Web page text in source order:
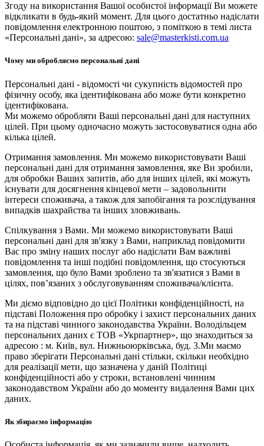
Згоду на використання Вашої особистої інформації Ви можете
відкликати в будь-який момент. Для цього достатньо надіслати
повідомлення електронною поштою, з поміткою в темі листа
«Персональні дані», за адресою: sale@masterkisti.com.ua
Чому ми обробляємо персональні дані
Персональні дані - відомості чи сукупність відомостей про
фізичну особу, яка ідентифікована або може бути конкретно
ідентифікована.
Ми можемо обробляти Ваші персональні дані для наступних
цілей. При цьому одночасно можуть застосовуватися одна або
кілька цілей.
Отримання замовлення. Ми можемо використовувати Ваші
персональні дані для отримання замовлення, яке Ви зробили,
для обробки Ваших запитів, або для інших цілей, які можуть
існувати для досягнення кінцевої мети – задовольнити
інтереси споживача, а також для запобігання та розслідування
випадків шахрайства та інших зловживань.
Спілкування з Вами. Ми можемо використовувати Ваші
персональні дані для зв'язку з Вами, наприклад повідомити
Вас про зміну наших послуг або надіслати Вам важливі
повідомлення та інші подібні повідомлення, що стосуються
замовлення, що було Вами зроблено та зв'язатися з Вами в
цілях, пов’язаних з обслуговуванням споживача/клієнта.
Ми діємо відповідно до цієї Політики конфіденційності, на
підставі Положення про обробку і захист персональних даних
та на підставі чинного законодавства України. Володільцем
персональних даних є ТОВ «Укрпартнер», що знаходиться за
адресою : м. Київ, вул. Нижньоюркiвська, буд. 3.Ми маємо
право зберігати Персональні дані стільки, скільки необхідно
для реалізації мети, що зазначена у даній Політиці
конфіденційності або у строки, встановлені чинним
законодавством України або до моменту видалення Вами цих
даних.
Як збираємо інформацію